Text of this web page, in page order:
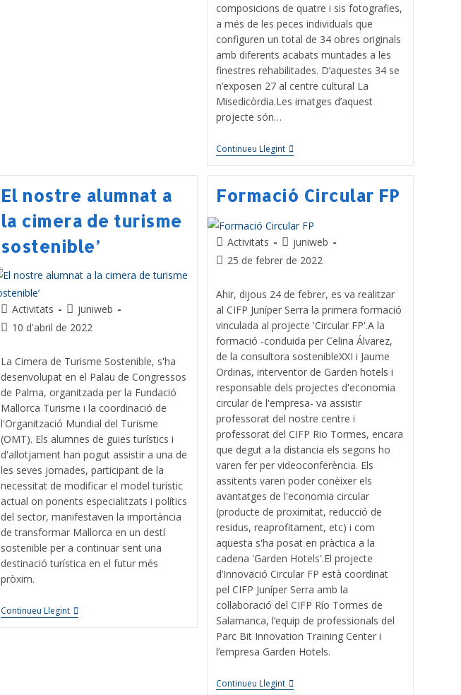
composicions de quatre i sis fotografies,
a més de les peces individuals que
configuren un total de 34 obres originals
amb diferents acabats muntades a les
finestres rehabilitades. D’aquestes 34 se
n’exposen 27 al centre cultural La
Misedicòrdia.Les imatges d’aquest
projecte són…
Continueu Llegint
El nostre alumnat a
la cimera de turisme
sostenible’
Activitats
juniweb
10 d'abril de 2022
La Cimera de Turisme Sostenible, s'ha
desenvolupat en el Palau de Congressos
de Palma, organitzada per la Fundació
Mallorca Turisme i la coordinació de
l'Organització Mundial del Turisme
(OMT). Els alumnes de guies turístics i
d'allotjament han pogut assistir a una de
les seves jornades, participant de la
necessitat de modificar el model turístic
actual on ponents especialitzats i polítics
del sector, manifestaven la importància
de transformar Mallorca en un destí
sostenible per a continuar sent una
destinació turística en el futur més
pròxim.
Continueu Llegint
Formació Circular FP
Activitats
juniweb
25 de febrer de 2022
Ahir, dijous 24 de febrer, es va realitzar
al CIFP Juníper Serra la primera formació
vinculada al projecte 'Circular FP'.A la
formació -conduida per Celina Álvarez,
de la consultora sostenibleXXI i Jaume
Ordinas, interventor de Garden hotels i
responsable dels projectes d'economia
circular de l'empresa- va assistir
professorat del nostre centre i
professorat del CIFP Rio Tormes, encara
que degut a la distancia els segons ho
varen fer per videoconferència. Els
assitents varen poder conèixer els
avantatges de l'economia circular
(producte de proximitat, reducció de
residus, reaprofitament, etc) i com
aquesta s'ha posat en pràctica a la
cadena 'Garden Hotels'.El projecte
d’Innovació Circular FP està coordinat
pel CIFP Juníper Serra amb la
col·laboració del CIFP Río Tormes de
Salamanca, l’equip de professionals del
Parc Bit Innovation Training Center i
l’empresa Garden Hotels.
Continueu Llegint